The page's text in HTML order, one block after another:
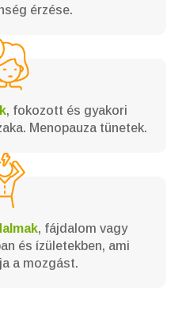
érzése.
, fokozott és gyakori
Menopauza tünetek.
, fájdalom vagy
és ízületekben, ami
a mozgást.